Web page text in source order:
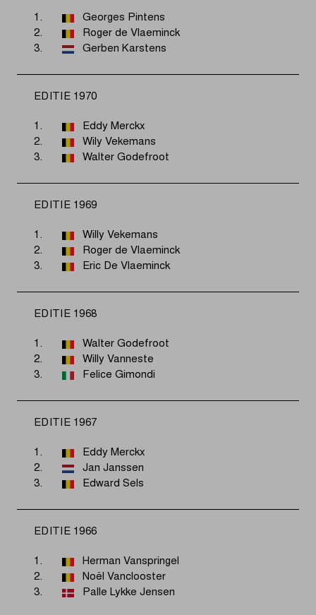
1.
Georges Pintens
2.
Roger de Vlaeminck
3.
Gerben Karstens
EDITIE 1970
1.
Eddy Merckx
2.
Wily Vekemans
3.
Walter Godefroot
EDITIE 1969
1.
Willy Vekemans
2.
Roger de Vlaeminck
3.
Eric De Vlaeminck
EDITIE 1968
1.
Walter Godefroot
2.
Willy Vanneste
3.
Felice Gimondi
EDITIE 1967
1.
Eddy Merckx
2.
Jan Janssen
3.
Edward Sels
EDITIE 1966
1.
Herman Vanspringel
2.
Noël Vanclooster
3.
Palle Lykke Jensen